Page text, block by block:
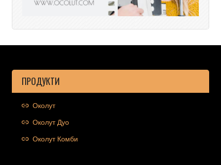
ПРОДУКТИ
Околут
Околут Дуо
Околут Комби